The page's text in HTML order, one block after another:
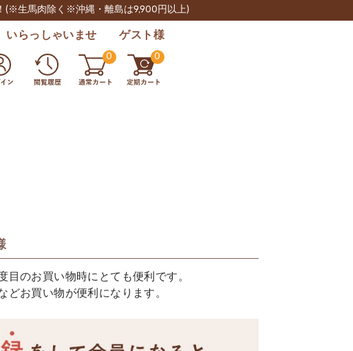
(※生馬肉除く※沖縄・離島は9,900円以上)
いらっしゃいませ ゲスト様
0 0
のお買い物時にとても便利です。
どお買い物が便利になります。